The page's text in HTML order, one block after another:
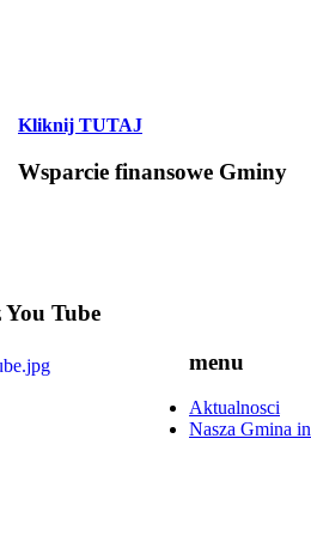
Kliknij TUTAJ
Wsparcie finansowe Gminy
You Tube
menu
Aktualnosci
Nasza Gmina